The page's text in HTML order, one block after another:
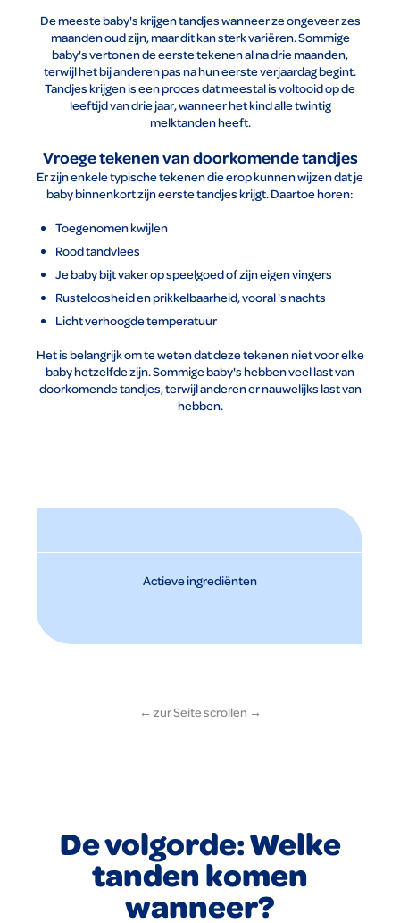
De meeste baby's krijgen tandjes wanneer ze ongeveer zes
maanden oud zijn, maar dit kan sterk variëren. Sommige
baby's vertonen de eerste tekenen al na drie maanden,
terwijl het bij anderen pas na hun eerste verjaardag begint.
Tandjes krijgen is een proces dat meestal is voltooid op de
leeftijd van drie jaar, wanneer het kind alle twintig
melktanden heeft.
Vroege tekenen van doorkomende tandjes
Er zijn enkele typische tekenen die erop kunnen wijzen dat je
baby binnenkort zijn eerste tandjes krijgt. Daartoe horen:
Toegenomen kwijlen
Rood tandvlees
Je baby bijt vaker op speelgoed of zijn eigen vingers
Rusteloosheid en prikkelbaarheid, vooral 's nachts
Licht verhoogde temperatuur
Het is belangrijk om te weten dat deze tekenen niet voor elke
baby hetzelfde zijn. Sommige baby's hebben veel last van
doorkomende tandjes, terwijl anderen er nauwelijks last van
hebben.
Actieve ingrediënten
De volgorde: Welke
tanden komen
wanneer?